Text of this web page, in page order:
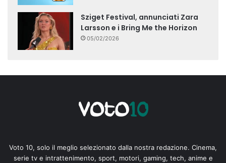
Sziget Festival, annunciati Zara
Larsson e i Bring Me the Horizon
05/02/2026
Voto 10, solo il meglio selezionato dalla nostra redazione. Cinema,
serie tv e intrattenimento, sport, motori, gaming, tech, anime e